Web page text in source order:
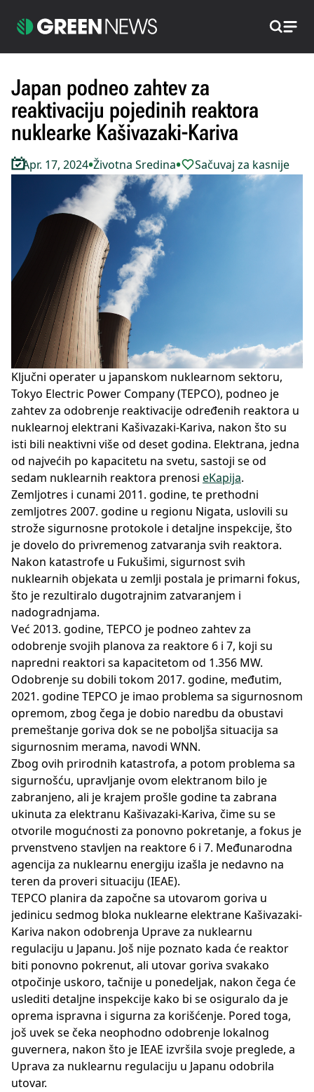
Japan podneo zahtev za
reaktivaciju pojedinih reaktora
nuklearke Kašivazaki-Kariva
Apr. 17, 2024•Životna Sredina• Sačuvaj za kasnije
Ključni operater u japanskom nuklearnom sektoru,
Tokyo Electric Power Company (TEPCO), podneo je
zahtev za odobrenje reaktivacije određenih reaktora u
nuklearnoj elektrani Kašivazaki-Kariva, nakon što su
isti bili neaktivni više od deset godina. Elektrana, jedna
od najvećih po kapacitetu na svetu, sastoji se od
sedam nuklearnih reaktora prenosi eKapija.
Zemljotres i cunami 2011. godine, te prethodni
zemljotres 2007. godine u regionu Nigata, uslovili su
strože sigurnosne protokole i detaljne inspekcije, što
je dovelo do privremenog zatvaranja svih reaktora.
Nakon katastrofe u Fukušimi, sigurnost svih
nuklearnih objekata u zemlji postala je primarni fokus,
što je rezultiralo dugotrajnim zatvaranjem i
nadogradnjama.
Već 2013. godine, TEPCO je podneo zahtev za
odobrenje svojih planova za reaktore 6 i 7, koji su
napredni reaktori sa kapacitetom od 1.356 MW.
Odobrenje su dobili tokom 2017. godine, međutim,
2021. godine TEPCO je imao problema sa sigurnosnom
opremom, zbog čega je dobio naredbu da obustavi
premeštanje goriva dok se ne poboljša situacija sa
sigurnosnim merama, navodi WNN.
Zbog ovih prirodnih katastrofa, a potom problema sa
sigurnošću, upravljanje ovom elektranom bilo je
zabranjeno, ali je krajem prošle godine ta zabrana
ukinuta za elektranu Kašivazaki-Kariva, čime su se
otvorile mogućnosti za ponovno pokretanje, a fokus je
prvenstveno stavljen na reaktore 6 i 7. Međunarodna
agencija za nuklearnu energiju izašla je nedavno na
teren da proveri situaciju (IEAE).
TEPCO planira da započne sa utovarom goriva u
jedinicu sedmog bloka nuklearne elektrane Kašivazaki-
Kariva nakon odobrenja Uprave za nuklearnu
regulaciju u Japanu. Još nije poznato kada će reaktor
biti ponovno pokrenut, ali utovar goriva svakako
otpočinje uskoro, tačnije u ponedeljak, nakon čega će
uslediti detaljne inspekcije kako bi se osiguralo da je
oprema ispravna i sigurna za korišćenje. Pored toga,
još uvek se čeka neophodno odobrenje lokalnog
guvernera, nakon što je IEAE izvršila svoje preglede, a
Uprava za nuklearnu regulaciju u Japanu odobrila
utovar.